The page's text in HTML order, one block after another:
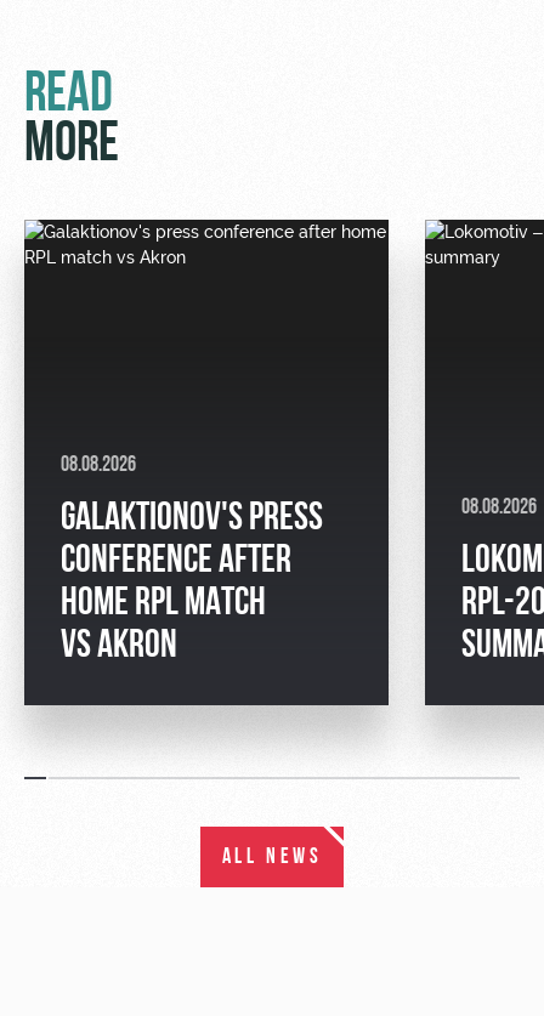
READ
MORE
08.08.2026
GALAKTIONOV'S PRESS
CONFERENCE AFTER
HOME RPL MATCH
VS AKRON
08.08.2026
RPL-
ALL NEWS